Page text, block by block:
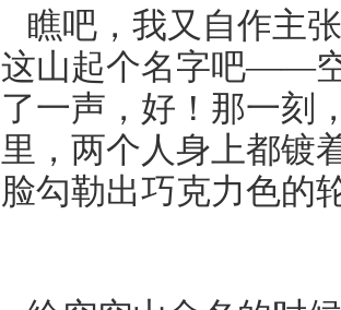
瞧吧，我又自作主
这山起个名字吧——
了一声，好！那一刻
里，两个人身上都镀
脸勾勒出巧克力色的